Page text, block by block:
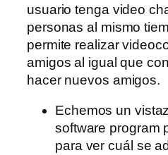
usuario tenga video
personas al mismo
permite realizar
amigos al igual que
hacer nuevos amigos.
Echemos un
software program
para ver cuál se